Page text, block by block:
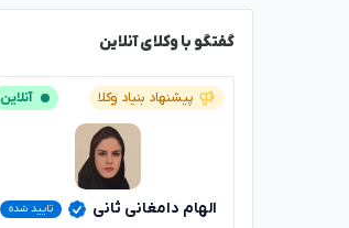
گفتگو با وکلای آنلاین
پیشنهاد بنیاد وکلا آنلاین
الهام دامغانی ثانی
تایید شده